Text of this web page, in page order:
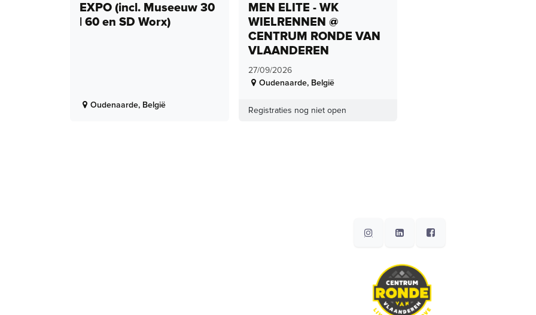
EXPO (incl. Museeuw 30
| 60 en SD Worx)
Oudenaarde, België
MEN ELITE - WK
WIELRENNEN @
CENTRUM RONDE VAN
VLAANDEREN
27/09/2026
Oudenaarde, België
Registraties nog niet open